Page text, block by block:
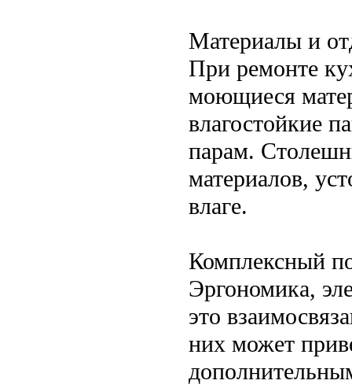
Материалы и
При ремонте
моющиеся
влагостойкие
парам.
материалов,
влаге.
Комплексный
Эргономика,
это
них может